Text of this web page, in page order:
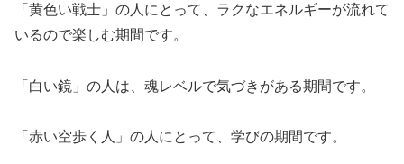
「黄色い戦士」の人にとって、ラクなエネルギーが流れて
いるので楽しむ期間です。
「白い鏡」の人は、魂レベルで気づきがある期間です。
「赤い空歩く人」の人にとって、学びの期間です。